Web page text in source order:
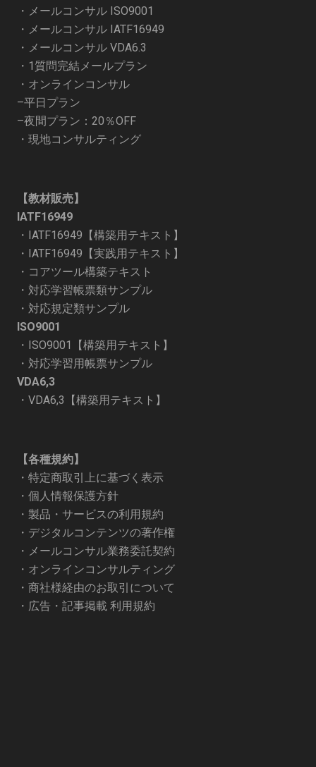
・ メールコンサル ISO9001
・ メールコンサル IATF16949
・ メールコンサル VDA6.3
・ 1質問完結メールプラン
・オンラインコンサル
–平日プラン
–夜間プラン：20％OFF
・ 現地コンサルティング
【教材販売】
IATF16949
・ IATF16949【構築用テキスト】
・ IATF16949【実践用テキスト】
・ コアツール構築テキスト
・ 対応学習帳票類サンプル
・ 対応規定類サンプル
ISO9001
・ ISO9001【構築用テキスト】
・ 対応学習用帳票サンプル
VDA6,3
・ VDA6,3【構築用テキスト】
【各種規約】
・ 特定商取引上に基づく表示
・ 個人情報保護方針
・ 製品・サービスの利用規約
・ デジタルコンテンツの著作権
・ メールコンサル業務委託契約
・ オンラインコンサルティング
・ 商社様経由のお取引について
・ 広告・記事掲載 利用規約